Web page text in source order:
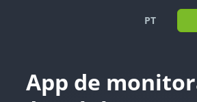
PT
Español
App de